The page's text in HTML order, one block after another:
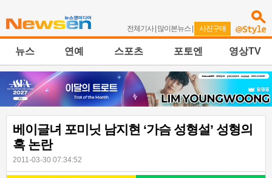
전체기사| 많이본뉴스 | 사진구매
뉴스 연예 스포츠 포토엔 영상TV
베이글녀 포미닛 남지현 ‘가슴 성형설’ 성형의
혹 논란
2011-03-30 07:34:52